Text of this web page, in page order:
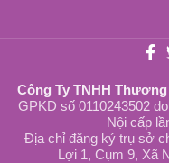
Công Ty TNHH
GPKD số 0110243502
Nội cấp
Địa chỉ đăng ký trụ sở
Lợi 1, Cụm 9, Xã